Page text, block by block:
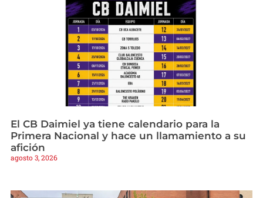
El CB Daimiel ya tiene calendario para la
Primera Nacional y hace un llamamiento a su
afición
agosto 3, 2026